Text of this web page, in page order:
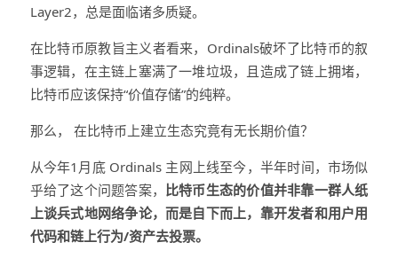
Layer2，总是面临诸多质疑。
在比特币原教旨主义者看来，Ordinals破坏了比特币的叙
事逻辑，在主链上塞满了一堆垃圾，且造成了链上拥堵，
比特币应该保持“价值存储”的纯粹。
那么， 在比特币上建立生态究竟有无长期价值？
从今年1月底 Ordinals 主网上线至今，半年时间，市场似
乎给了这个问题答案， 比特币生态的价值并非靠一群人纸
上谈兵式地网络争论，而是自下而上，靠开发者和用户用
代码和链上行为/资产去投票。